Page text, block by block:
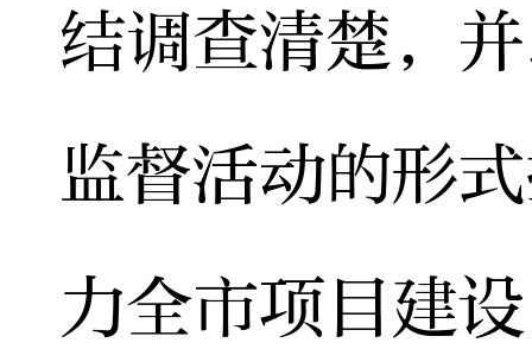
结调查清楚，
监督活动的形
力全市项目建